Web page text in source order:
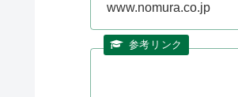
www.nomura.co.jp